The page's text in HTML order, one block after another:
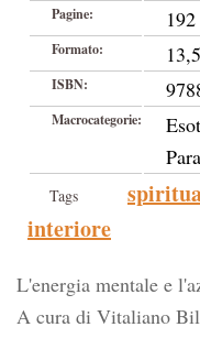
Pagine: 192
Formato:
ISBN:
Macrocategorie:
Tags
interiore
L'energia mentale e
A cura di Vitaliano